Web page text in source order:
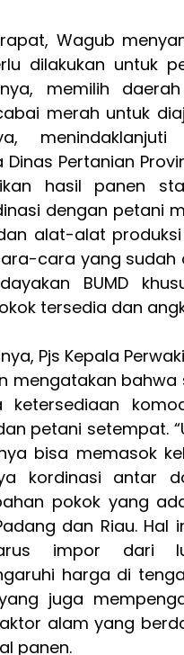
Wagub
dilakukan untuk
memilih
merah untuk
Dinas Pertanian
hasil panen
dengan petani
alat-alat
cara yang sudah
BUMD
tersedia dan
Pjs Kepala
mengatakan
ketersediaan
petani setempat.
bisa memasok
kordinasi antar
pokok yang
dan Riau. Hal
impor dari
harga di
juga
alam yang
panen.